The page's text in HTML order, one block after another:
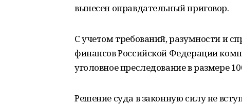
вынесен оправдательный приговор.
С учетом требований, разумности и
финансов Российской Федерации
уголовное преследование в размере
Решение суда в законную силу не